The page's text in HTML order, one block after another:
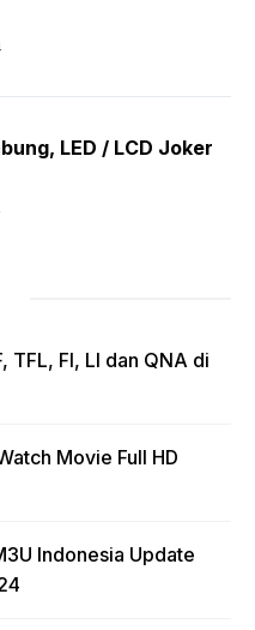
LED / LCD Joker
TFL, FI, LI dan QNA di
Movie Full HD
Indonesia Update